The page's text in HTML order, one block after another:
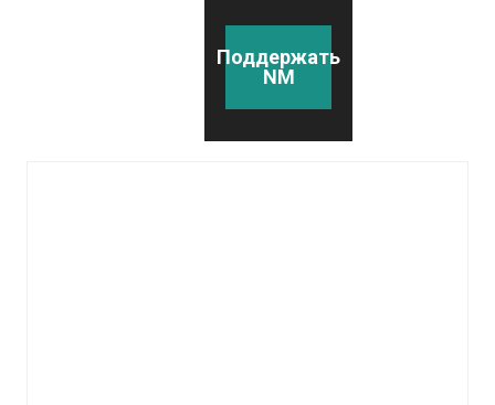
Поддержать
NM